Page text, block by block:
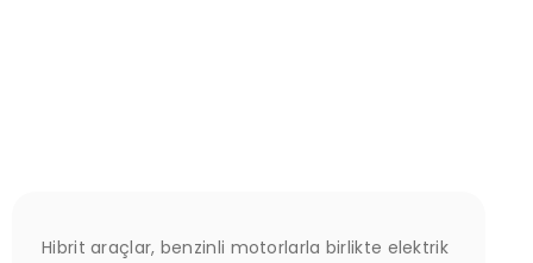
Hibrit araçlar, benzinli motorlarla birlikte elektrik